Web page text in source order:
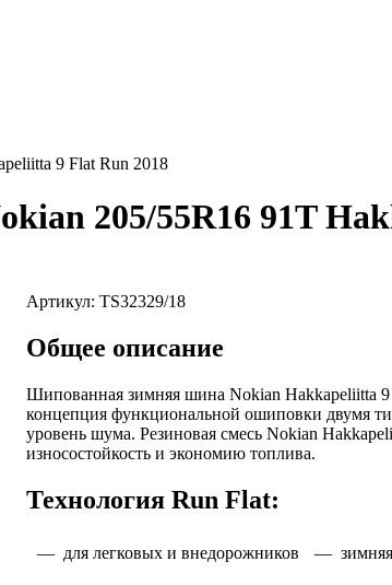
9 Flat Run 2018
205/55R16 91T
Артикул: TS32329/18
Общее описание
Шипованная зимняя шина Nokian Hakkapeliitta
концепция функциональной ошиповки двумя
уровень шума. Резиновая смесь Nokian
износостойкость и экономию топлива.
Технология Run Flat:
— для легковых и внедорожников — зимняя